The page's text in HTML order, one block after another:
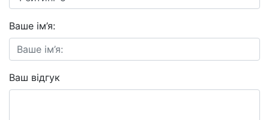
Ваше ім’я:
Ваш відгук